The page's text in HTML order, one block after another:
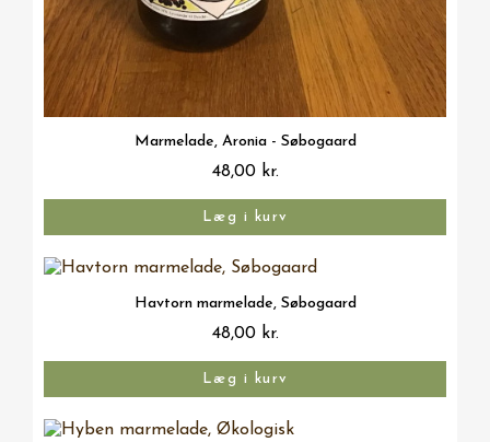
Vis her
Marmelade, Aronia - Søbogaard
48,00 kr.
Læg i kurv
Vis her
Havtorn marmelade, Søbogaard
48,00 kr.
Læg i kurv